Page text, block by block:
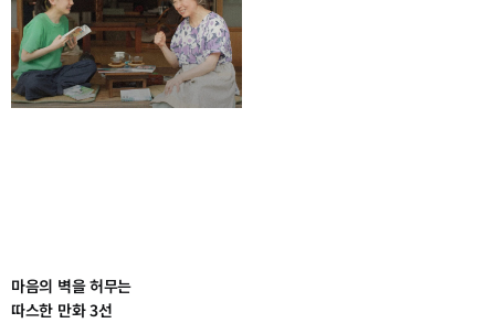
마음의 벽을 허무는
따스한 만화 3선